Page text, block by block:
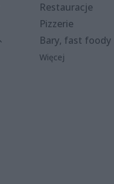
Restauracje
Pizzerie
Bary, fast foody
Więcej